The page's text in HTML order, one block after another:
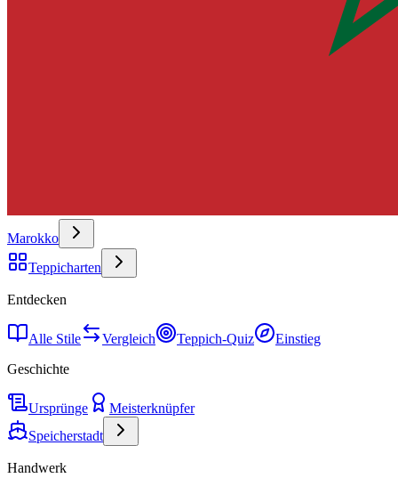
Marokko
Teppicharten
Entdecken
Alle Stile Vergleich Teppich-Quiz
Einstieg
Geschichte
Ursprünge
Meisterknüpfer
Speicherstadt
Handwerk